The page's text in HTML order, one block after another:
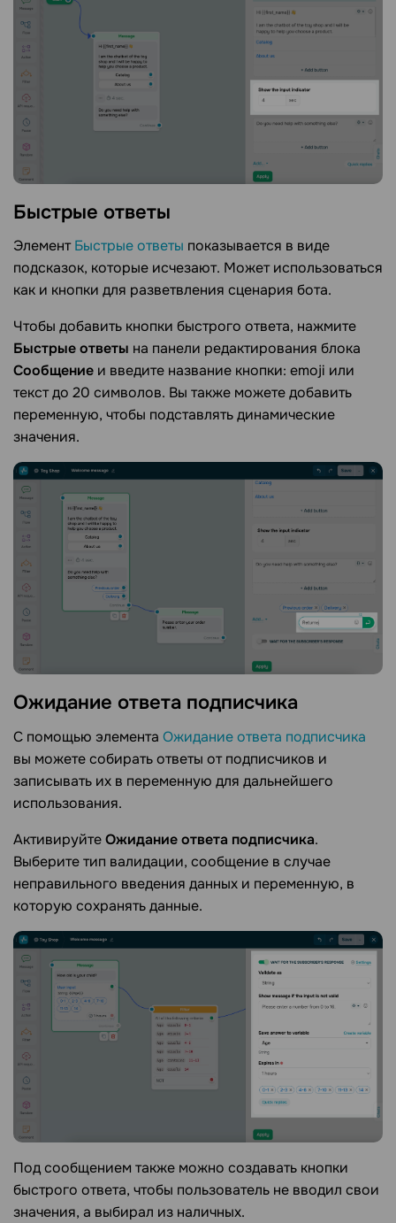
Быстрые ответы
ЭлементБыстрые ответы показывается в виде
подсказок, которые исчезают. Может использоваться
как и кнопки для разветвления сценария бота.
Чтобы добавить кнопки быстрого ответа, нажмите
Быстрые ответы на панели редактирования блока
Сообщение и введите название кнопки: emoji или
текст до 20 символов. Вы также можете добавить
переменную, чтобы подставлять динамические
значения.
Ожидание ответа подписчика
С помощью элемента Ожидание ответа подписчика
вы можете собирать ответы от подписчиков и
записывать их в переменную для дальнейшего
использования.
АктивируйтеОжидание ответа подписчика.
Выберите тип валидации, сообщение в случае
неправильного введения данных и переменную, в
которую сохранять данные.
Под сообщением также можно создавать кнопки
быстрого ответа, чтобы пользователь не вводил свои
значения, а выбирал из наличных.